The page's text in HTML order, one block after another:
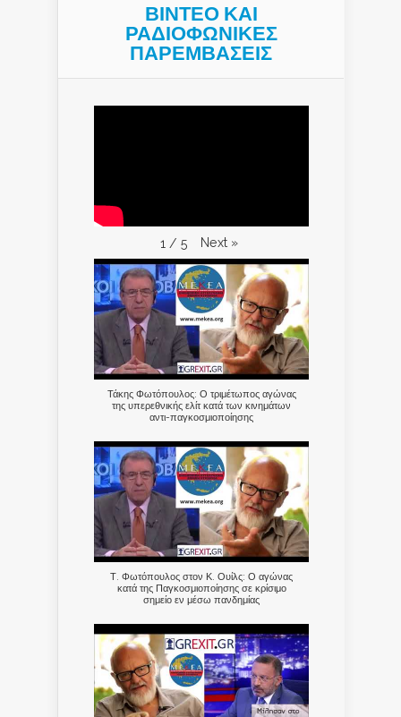
ΒΙΝΤΕΟ ΚΑΙ
ΡΑΔΙΟΦΩΝΙΚΕΣ
ΠΑΡΕΜΒΑΣΕΙΣ
1 / 5 Next »
Τάκης Φωτόπουλος: Ο τριμέτωπος αγώνας
της υπερεθνικής ελίτ κατά των κινημάτων
αντι-παγκοσμιοποίησης
Τ. Φωτόπουλος στον Κ. Ουίλς: Ο αγώνας
κατά της Παγκοσμιοποίησης σε κρίσιμο
σημείο εν μέσω πανδημίας